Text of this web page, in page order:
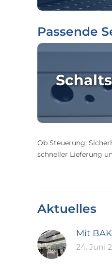
Passende
Ob Steuerung,
schneller Lieferung
Aktuelles
Mit
24. Juni